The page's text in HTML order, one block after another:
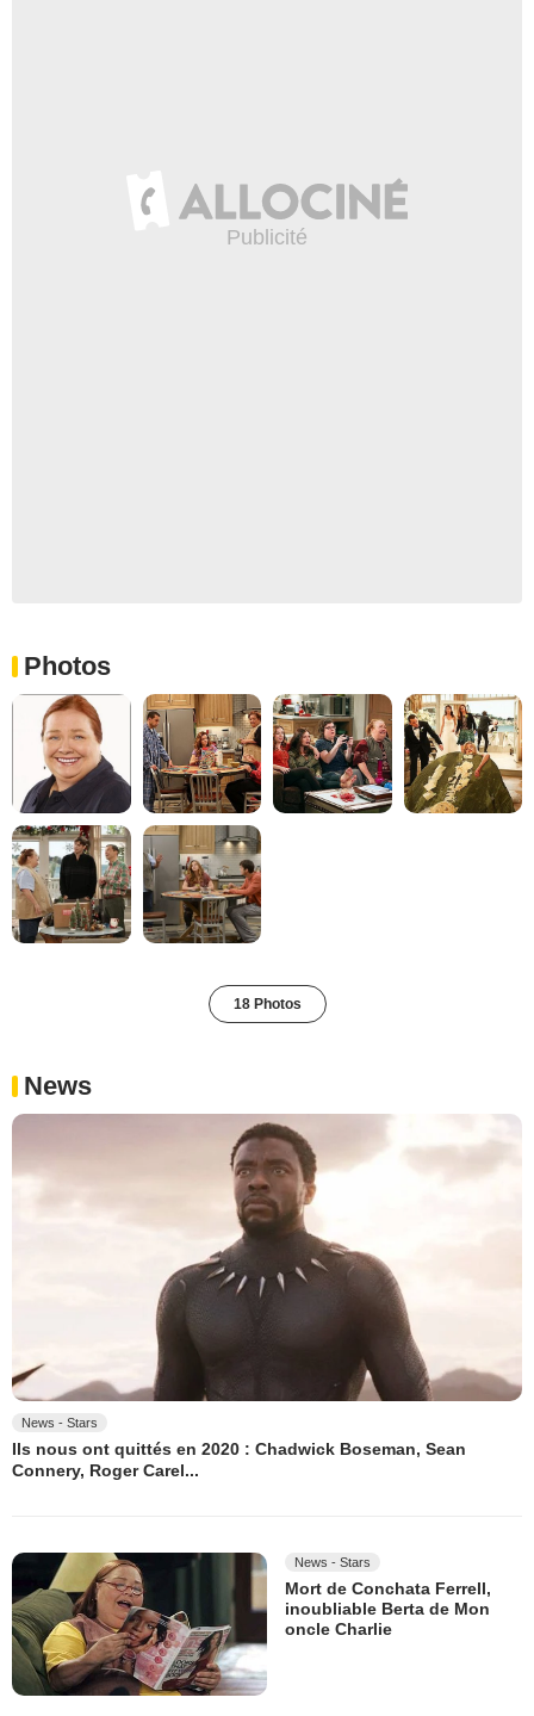
Photos
18 Photos
News
News - Stars
Ils nous ont quittés en 2020 : Chadwick Boseman, Sean
Connery, Roger Carel...
News - Stars
Mort de Conchata Ferrell,
inoubliable Berta de Mon
oncle Charlie